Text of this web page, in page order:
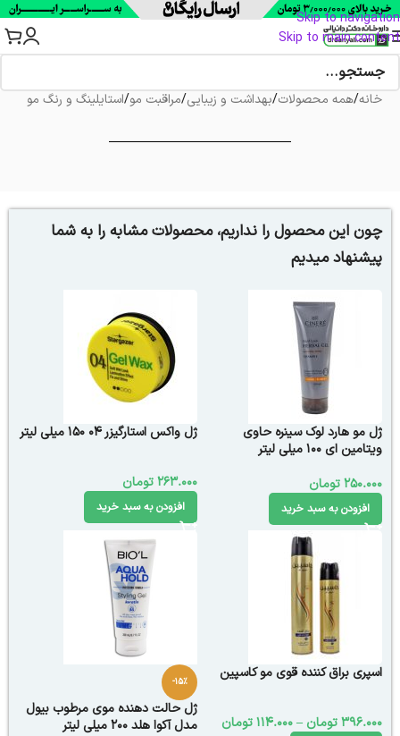
Skip to navigation
Skip to main content
خانه/همه محصولات/بهداشت و زیبایی/مراقبت مو/استایلینگ و رنگ مو
چون این محصول را نداریم، محصولات مشابه را به شما
پیشنهاد میدیم
ژل مو هارد لوک سینره حاوی
ویتامین ای 100 میلی لیتر
250.000تومان
افزودن به سبد خرید
ژل واکس استارگیزر 04 150 میلی لیتر
263.000تومان
افزودن به سبد خرید
اسپری براق کننده قوی مو کاسپین
396.000تومان –
114.000تومان
-15%
ژل حالت دهنده موی مرطوب بیول
مدل آکوا هلد 200 میلی لیتر